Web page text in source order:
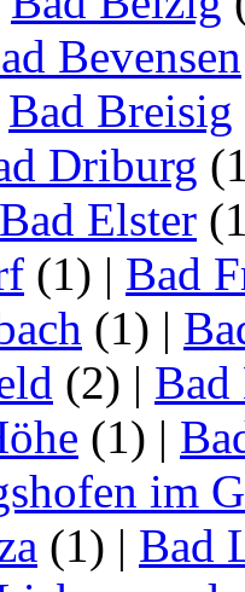
Bevensen
Bad Breisig
Driburg
Bad Elster
(1) | Bad
(1) |
(2) | Bad
(1) |
im
(1) | Bad